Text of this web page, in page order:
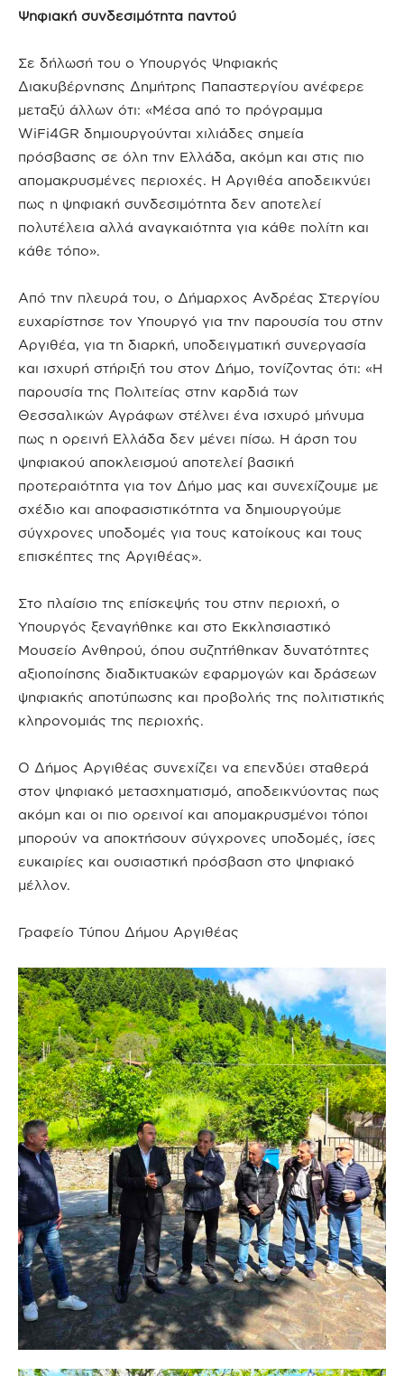
Ψηφιακή συνδεσιμότητα παντού
Σε δήλωσή του ο Υπουργός Ψηφιακής
Διακυβέρνησης Δημήτρης Παπαστεργίου ανέφερε
μεταξύ άλλων ότι: «Μέσα από το πρόγραμμα
WiFi4GR δημιουργούνται χιλιάδες σημεία
πρόσβασης σε όλη την Ελλάδα, ακόμη και στις πιο
απομακρυσμένες περιοχές. Η Αργιθέα αποδεικνύει
πως η ψηφιακή συνδεσιμότητα δεν αποτελεί
πολυτέλεια αλλά αναγκαιότητα για κάθε πολίτη και
κάθε τόπο».
Από την πλευρά του, ο Δήμαρχος Ανδρέας Στεργίου
ευχαρίστησε τον Υπουργό για την παρουσία του στην
Αργιθέα, για τη διαρκή, υποδειγματική συνεργασία
και ισχυρή στήριξή του στον Δήμο, τονίζοντας ότι: «Η
παρουσία της Πολιτείας στην καρδιά των
Θεσσαλικών Αγράφων στέλνει ένα ισχυρό μήνυμα
πως η ορεινή Ελλάδα δεν μένει πίσω. Η άρση του
ψηφιακού αποκλεισμού αποτελεί βασική
προτεραιότητα για τον Δήμο μας και συνεχίζουμε με
σχέδιο και αποφασιστικότητα να δημιουργούμε
σύγχρονες υποδομές για τους κατοίκους και τους
επισκέπτες της Αργιθέας».
Στο πλαίσιο της επίσκεψής του στην περιοχή, ο
Υπουργός ξεναγήθηκε και στο Εκκλησιαστικό
Μουσείο Ανθηρού, όπου συζητήθηκαν δυνατότητες
αξιοποίησης διαδικτυακών εφαρμογών και δράσεων
ψηφιακής αποτύπωσης και προβολής της πολιτιστικής
κληρονομιάς της περιοχής.
Ο Δήμος Αργιθέας συνεχίζει να επενδύει σταθερά
στον ψηφιακό μετασχηματισμό, αποδεικνύοντας πως
ακόμη και οι πιο ορεινοί και απομακρυσμένοι τόποι
μπορούν να αποκτήσουν σύγχρονες υποδομές, ίσες
ευκαιρίες και ουσιαστική πρόσβαση στο ψηφιακό
μέλλον.
Γραφείο Τύπου Δήμου Αργιθέας